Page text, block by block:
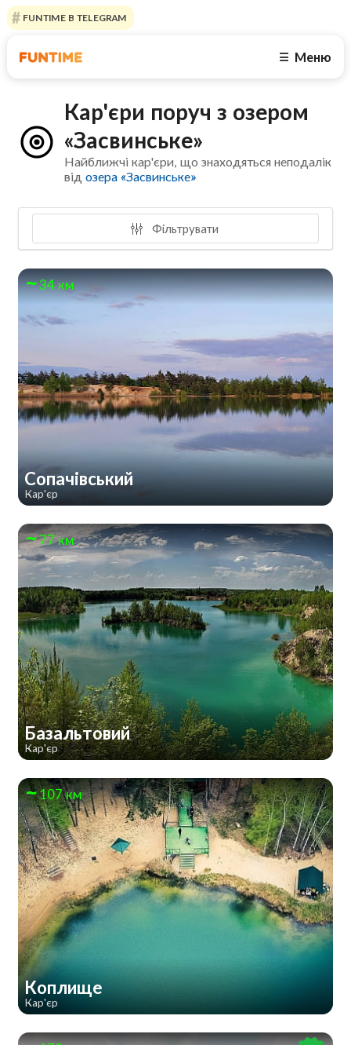
FUNTIME В TELEGRAM
☰ Меню
Кар'єри поруч з озером
«Засвинське»
Найближчі кар'єри, що знаходяться неподалік
відозера «Засвинське»
Фільтрувати
34 км
Сопачівський
Кар'єр
77 км
Базальтовий
Кар'єр
107 км
Коплище
Кар'єр